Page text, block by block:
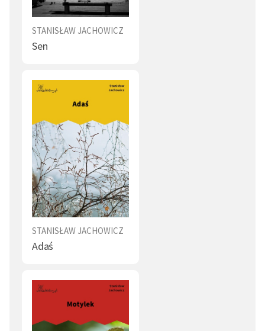
powiastek pt.Bajki i powieści
ukazywały się rozszerzone wydania tego zbioru pod
tym samym tytułem; w 1829 r. zbiór zawierał już 113
powiastek dydaktyczno-moralizatorskich. Publikował
również w periodykach pod własnym nazwiskiem lub
redagował przez rok „Tygodnik dla Dzieci”. W W 1830 r.
przy współudziale Ignacego Chrzanowskiego zaczął
wydawać pierwsze w Europie codzienne pismo dla
dzieci - „Dziennik dla Dzieci”. Publikowane przez niego
gazety i książki miały wychowywać, ale też uczyć
czytania, liczenia i historii.
Zajmował się również opieką społeczną nad dziećmi.
STANISŁAW JACHOWICZ
Sen
STANISŁAW JACHOWICZ
Adaś